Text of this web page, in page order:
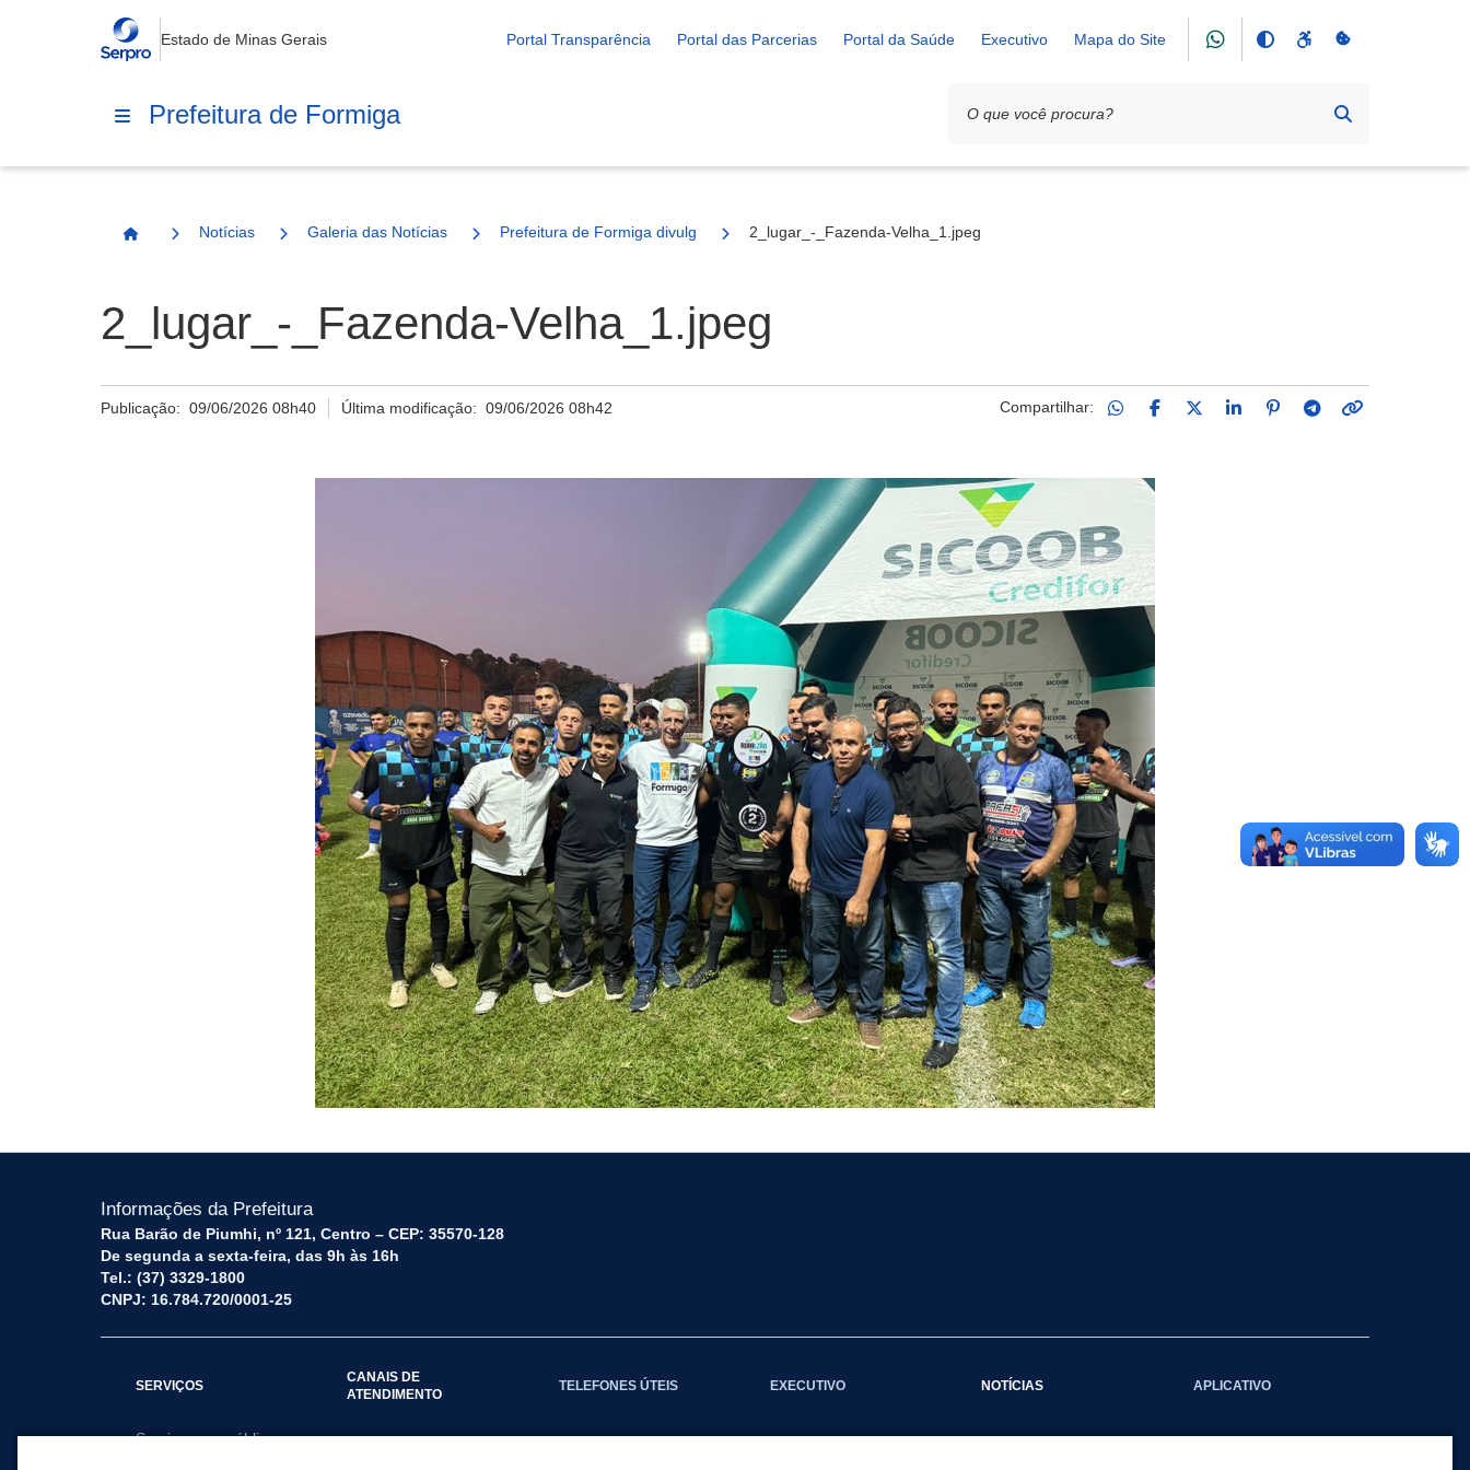
Estado de Minas Gerais Portal Transparência Portal das Parcerias Portal da Saúde Executivo Mapa do Site
Prefeitura de Formiga
Página Inicial
Notícias Galeria das Notícias Prefeitura de Formiga divulga resultado da grande final do Ruralzão Sicoob Credifor 2026
2_lugar_-_Fazenda-Velha_1.jpeg
2_lugar_-_Fazenda-Velha_1.jpeg
Publicação: 09/06/2026 08h40 Última modificação:09/06/2026 08h42 Compartilhar:
Informações da Prefeitura
Rua Barão de Piumhi, nº 121, Centro – CEP: 35570-128
De segunda a sexta-feira, das 9h às 16h
Tel.: (37) 3329-1800
CNPJ: 16.784.720/0001-25
SERVIÇOS
Serviços por público
CANAIS DE
ATENDIMENTO
TELEFONES ÚTEIS EXECUTIVO NOTÍCIAS APLICATIVO